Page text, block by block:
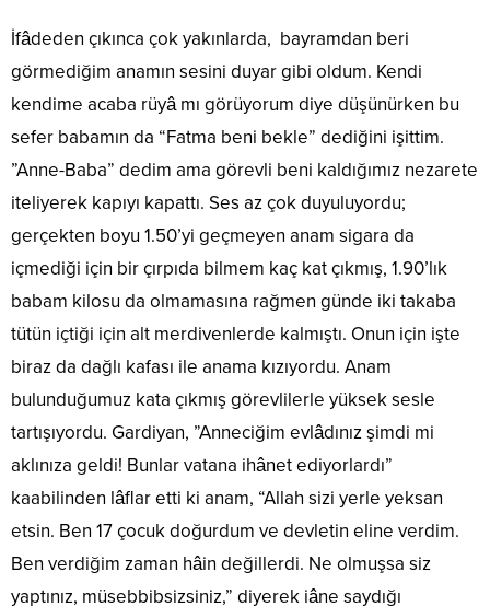
İfâdeden çıkınca çok yakınlarda, bayramdan beri
görmediğim anamın sesini duyar gibi oldum. Kendi
kendime acaba rüyâ mı görüyorum diye düşünürken bu
sefer babamın da “Fatma beni bekle” dediğini işittim.
”Anne-Baba” dedim ama görevli beni kaldığımız nezarete
iteliyerek kapıyı kapattı. Ses az çok duyuluyordu;
gerçekten boyu 1.50’yi geçmeyen anam sigara da
içmediği için bir çırpıda bilmem kaç kat çıkmış, 1.90’lık
babam kilosu da olmamasına rağmen günde iki takaba
tütün içtiği için alt merdivenlerde kalmıştı. Onun için işte
biraz da dağlı kafası ile anama kızıyordu. Anam
bulunduğumuz kata çıkmış görevlilerle yüksek sesle
tartışıyordu. Gardiyan, ”Anneciğim evlâdınız şimdi mi
aklınıza geldi! Bunlar vatana ihânet ediyorlardı”
kaabilinden lâflar etti ki anam, “Allah sizi yerle yeksan
etsin. Ben 17 çocuk doğurdum ve devletin eline verdim.
Ben verdiğim zaman hâin değillerdi. Ne olmuşsa siz
yaptınız, müsebbibsizsiniz,” diyerek iâne saydığı